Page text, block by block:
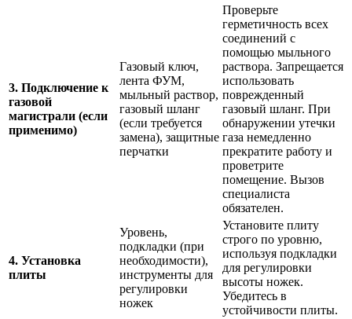
3. Подключение к
газовой
магистрали (если
применимо)
Газовый ключ,
лента ФУМ,
мыльный раствор,
газовый шланг
(если требуется
замена), защитные
перчатки
Проверьте
герметичность всех
соединений с
помощью мыльного
раствора. Запрещается
использовать
поврежденный
газовый шланг. При
обнаружении утечки
газа немедленно
прекратите работу и
проветрите
помещение. Вызов
специалиста
обязателен.
4. Установка
плиты
Уровень,
подкладки (при
необходимости),
инструменты для
регулировки
ножек
Установите плиту
строго по уровню,
используя подкладки
для регулировки
высоты ножек.
Убедитесь в
устойчивости плиты.